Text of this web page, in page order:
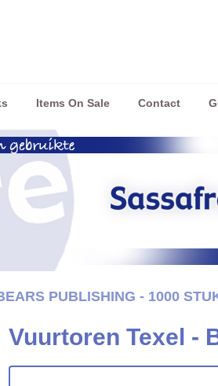
Items On Sale Contact
PUBLISHING - 1000
Vuurtoren Texel -